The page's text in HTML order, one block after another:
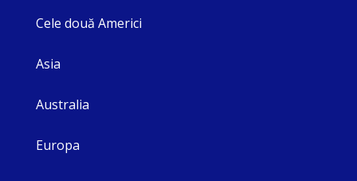
Cele două Americi
Asia
Australia
Europa